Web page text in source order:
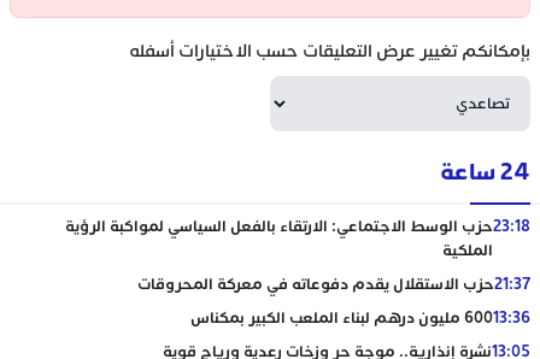
بإمكانكم تغيير عرض التعليقات حسب الاختيارات أسفله
24 ساعة
23:18حزب الوسط الاجتماعي: الارتقاء بالفعل السياسي لمواكبة الرؤية
الملكية
21:37حزب الاستقلال يقدم دفوعاته في معركة المحروقات
13:36600 مليون درهم لبناء الملعب الكبير بمكناس
13:05نشرة إنذارية.. موجة حر وزخات رعدية ورياح قوية